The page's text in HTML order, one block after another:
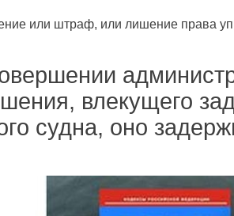
или штраф, или лишение права
влекущего
судна, оно